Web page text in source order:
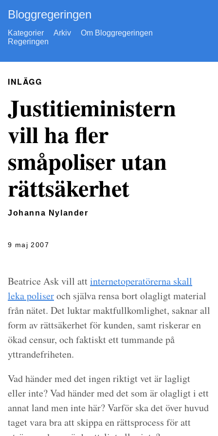
Bloggregeringen
Kategorier Arkiv
Om Bloggregeringen
Regeringen
INLÄGG
Justitieministern
vill ha fler
småpoliser utan
rättsäkerhet
Johanna Nylander
9 maj 2007
Beatrice Ask vill attinternetoperatörerna skall
leka poliseroch själva rensa bort olagligt material
från nätet. Det luktar maktfullkomlighet, saknar all
form av rättsäkerhet för kunden, samt riskerar en
ökad censur, och faktiskt ett tummande på
yttrandefriheten.
Vad händer med det ingen riktigt vet är lagligt
eller inte? Vad händer med det som är olagligt i ett
annat land men inte här? Varför ska det över huvud
taget vara bra att skippa en rättsprocess för att